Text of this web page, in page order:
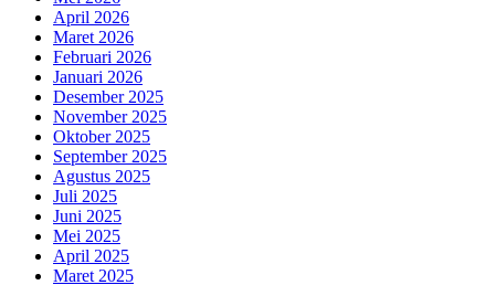
April 2026
Maret 2026
Februari 2026
Januari 2026
Desember 2025
November 2025
Oktober 2025
September 2025
Agustus 2025
Juli 2025
Juni 2025
Mei 2025
April 2025
Maret 2025